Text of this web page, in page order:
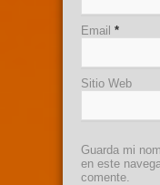
Email *
Sitio Web
Guarda mi
en este
comente.